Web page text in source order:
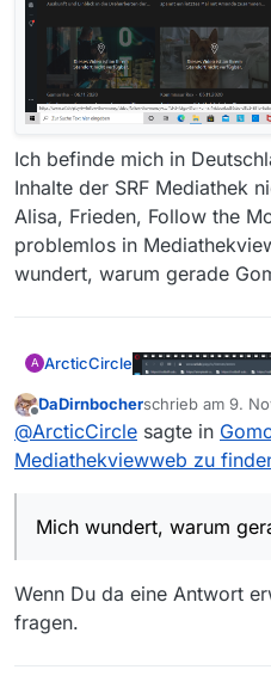
Ich befinde mich in
Inhalte der SRF Mediathek
Alisa, Frieden, Follow the
problemlos in
wundert, warum gerade
A ArcticCircle
natürlich die
Offline
DaDirnbocherschrieb am 9.
zuletzt editiert
@ArcticCircle sagte in
Mediathekviewweb zu
Mich wundert, warum
Wenn Du da eine Antwort
fragen.